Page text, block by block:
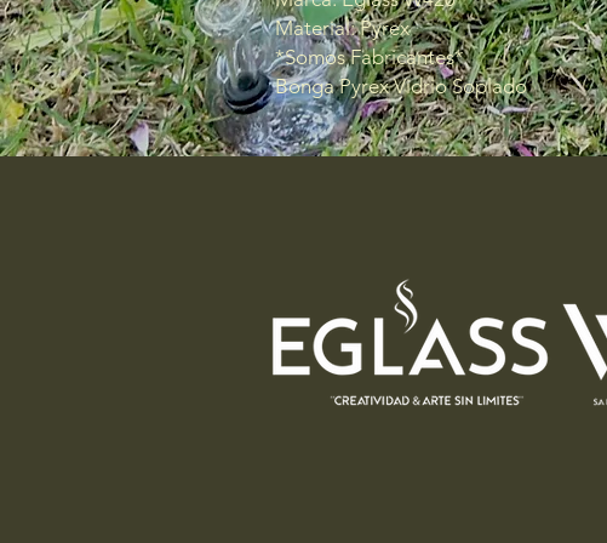
Material: Pyrex
*Somos Fabricantes*
Bonga Pyrex Vidrio Soplado